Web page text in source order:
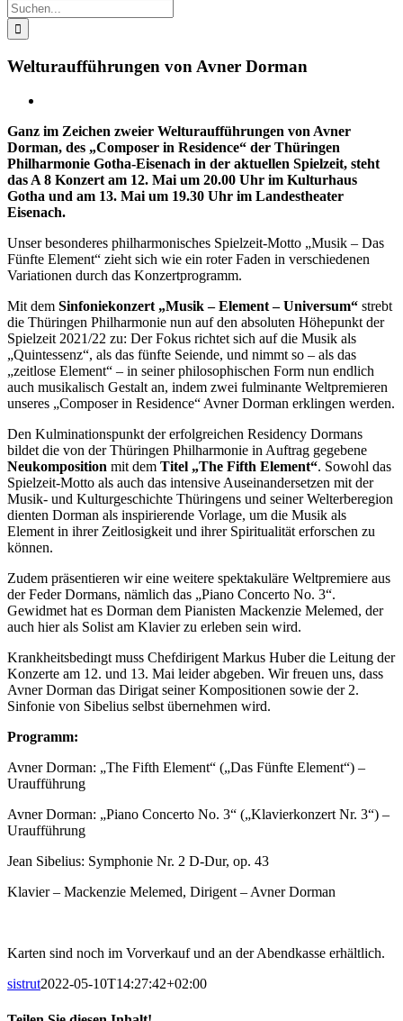
Suche
nach:
Welturaufführungen von Avner Dorman
Bild
Ganz im Zeichen zweier Welturaufführungen von Avner
Dorman, des „Composer in Residence“ der Thüringen
Philharmonie Gotha-Eisenach in der aktuellen Spielzeit, steht
das A 8 Konzert am 12. Mai um 20.00 Uhr im Kulturhaus
Gotha und am 13. Mai um 19.30 Uhr im Landestheater
Eisenach.
Unser besonderes philharmonisches Spielzeit-Motto „Musik – Das
Fünfte Element“ zieht sich wie ein roter Faden in verschiedenen
Variationen durch das Konzertprogramm.
Mit dem Sinfoniekonzert „Musik – Element – Universum“ strebt
die Thüringen Philharmonie nun auf den absoluten Höhepunkt der
Spielzeit 2021/22 zu: Der Fokus richtet sich auf die Musik als
„Quintessenz“, als das fünfte Seiende, und nimmt so – als das
„zeitlose Element“ – in seiner philosophischen Form nun endlich
auch musikalisch Gestalt an, indem zwei fulminante Weltpremieren
unseres „Composer in Residence“ Avner Dorman erklingen werden.
Den Kulminationspunkt der erfolgreichen Residency Dormans
bildet die von der Thüringen Philharmonie in Auftrag gegebene
Neukomposition mit dem Titel „The Fifth Element“. Sowohl das
Spielzeit-Motto als auch das intensive Auseinandersetzen mit der
Musik- und Kulturgeschichte Thüringens und seiner Welterberegion
dienten Dorman als inspirierende Vorlage, um die Musik als
Element in ihrer Zeitlosigkeit und ihrer Spiritualität erforschen zu
können.
Zudem präsentieren wir eine weitere spektakuläre Weltpremiere aus
der Feder Dormans, nämlich das „Piano Concerto No. 3“.
Gewidmet hat es Dorman dem Pianisten Mackenzie Melemed, der
auch hier als Solist am Klavier zu erleben sein wird.
Krankheitsbedingt muss Chefdirigent Markus Huber die Leitung der
Konzerte am 12. und 13. Mai leider abgeben. Wir freuen uns, dass
Avner Dorman das Dirigat seiner Kompositionen sowie der 2.
Sinfonie von Sibelius selbst übernehmen wird.
Programm:
Avner Dorman: „The Fifth Element“ („Das Fünfte Element“) –
Uraufführung
Avner Dorman: „Piano Concerto No. 3“ („Klavierkonzert Nr. 3“) –
Uraufführung
Jean Sibelius: Symphonie Nr. 2 D-Dur, op. 43
Klavier – Mackenzie Melemed, Dirigent – Avner Dorman
Karten sind noch im Vorverkauf und an der Abendkasse erhältlich.
sistrut2022-05-10T14:27:42+02:00